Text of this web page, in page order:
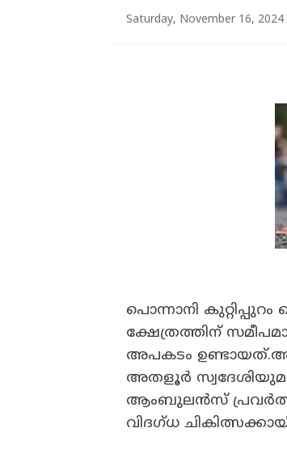
Saturday, November 16, 2024
പൊന്നാനി
ക്ഷേത്രത്തിന്
അപകടം
അതളൂർ
ആംബുലൻസ്
വിദഗ്ധ